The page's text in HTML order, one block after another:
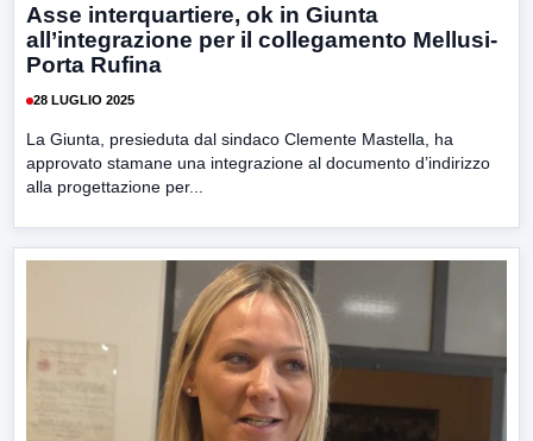
Asse interquartiere, ok in Giunta
all’integrazione per il collegamento Mellusi-
Porta Rufina
28 LUGLIO 2025
La Giunta, presieduta dal sindaco Clemente Mastella, ha
approvato stamane una integrazione al documento d’indirizzo
alla progettazione per...